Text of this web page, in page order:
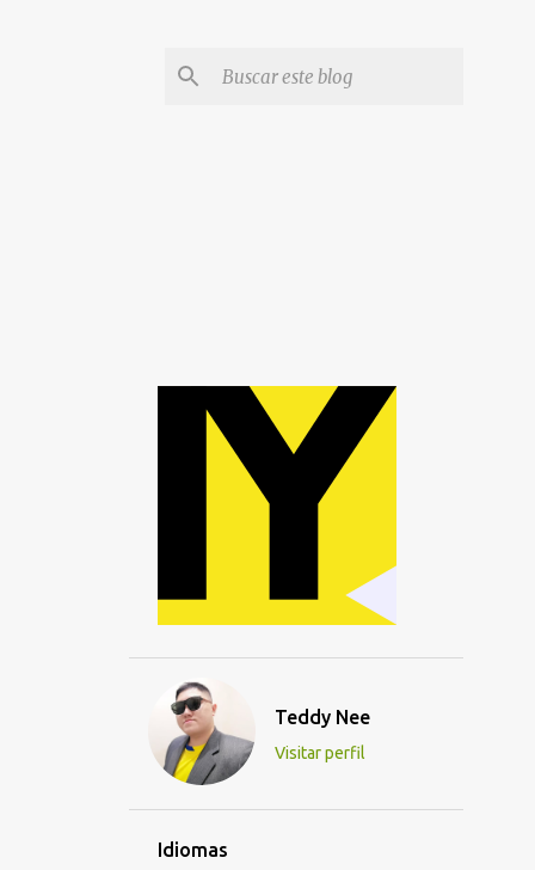
Teddy Nee
Visitar perfil
Idiomas